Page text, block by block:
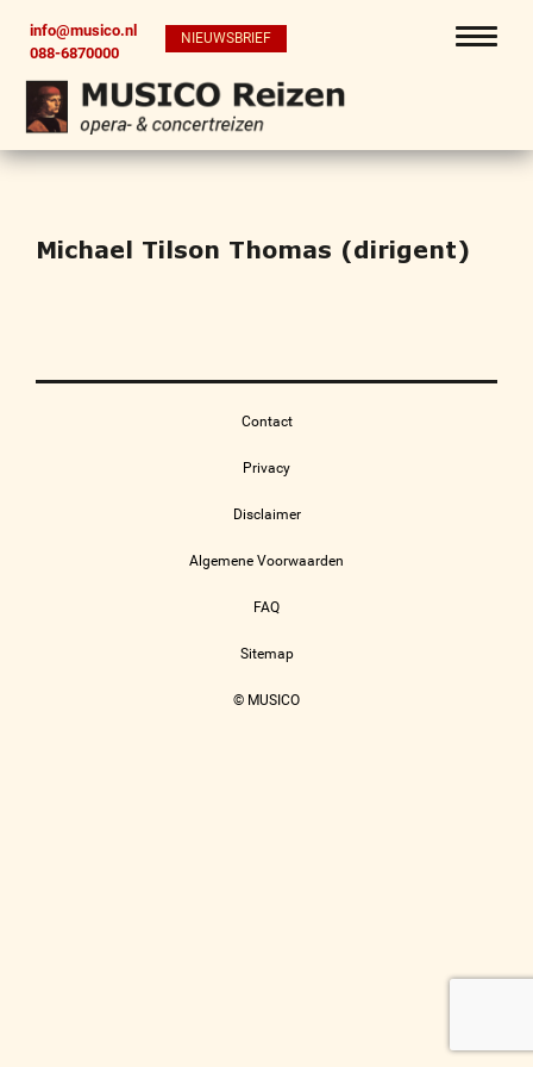
info@musico.nl
088-6870000
NIEUWSBRIEF
Michael Tilson Thomas (dirigent)
Contact
Privacy
Disclaimer
Algemene Voorwaarden
FAQ
Sitemap
© MUSICO